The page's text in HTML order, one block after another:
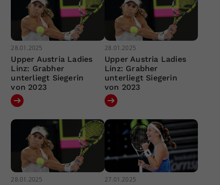
28.01.2025
Upper Austria Ladies
Linz: Grabher
unterliegt Siegerin
von 2023
28.01.2025
Upper Austria Ladies
Linz: Grabher
unterliegt Siegerin
von 2023
28.01.2025 27.01.2025